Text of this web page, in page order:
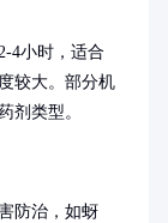
4小时，适合
较大。部分机
剂类型。
防治，如蚜